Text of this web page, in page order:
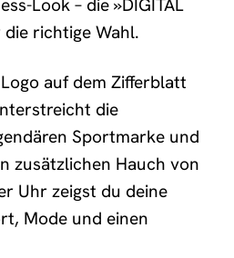
Look – die »DIGITAL
die richtige Wahl.
auf dem Zifferblatt
die
Sportmarke und
zusätzlichen Hauch von
Uhr zeigst du deine
Mode und einen